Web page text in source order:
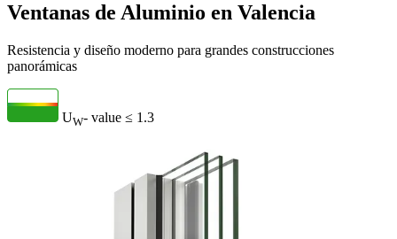
Ventanas de Aluminio en Valencia
Resistencia y diseño moderno para grandes construcciones
panorámicas
UW- value ≤ 1.3